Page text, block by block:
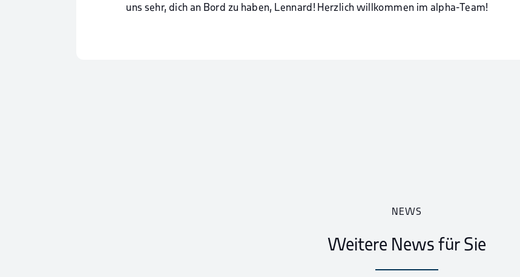
uns sehr, dich an Bord zu haben, Lennard! Herzlich willkommen im alpha-Team!
NEWS
Weitere News für Sie